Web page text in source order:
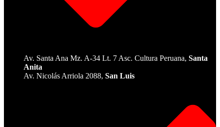
Av. Santa Ana Mz. A-34 Lt. 7 Asc. Cultura Peruana, Santa
Anita
Av. Nicolás Arriola 2088, San Luis